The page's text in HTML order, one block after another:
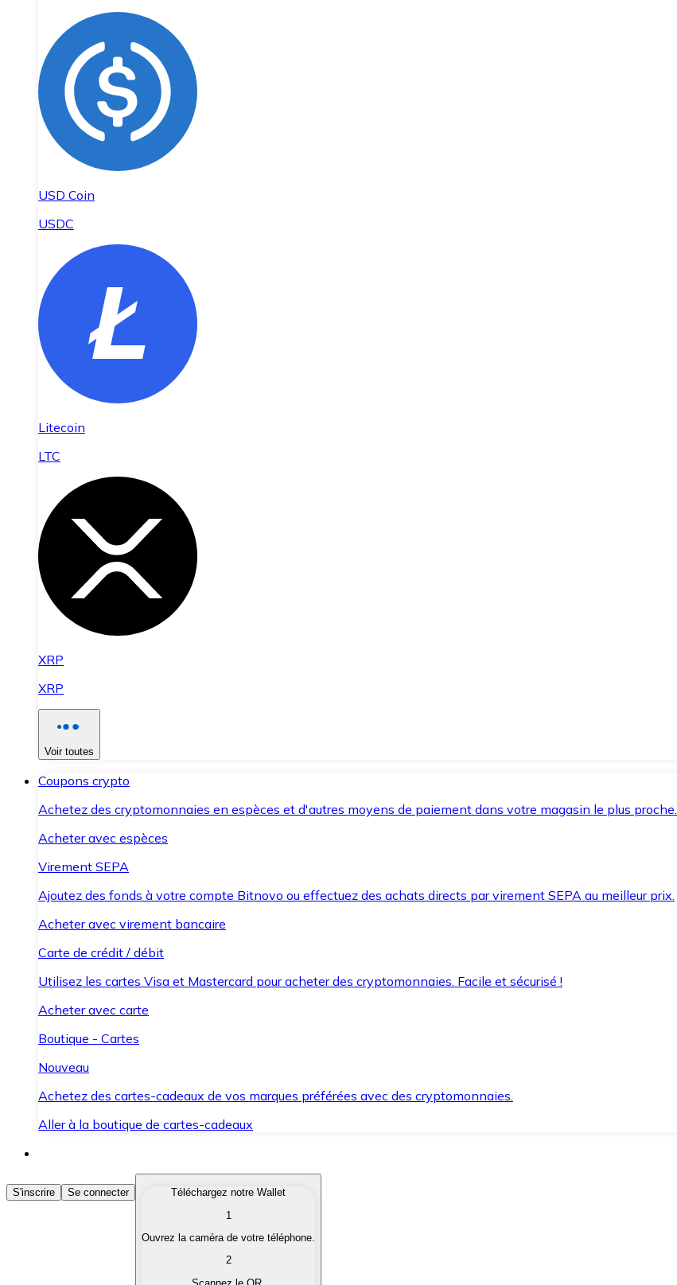
USD Coin
USDC
Litecoin
LTC
XRP
XRP
Voir toutes
Coupons crypto
Achetez des cryptomonnaies en espèces et d'autres moyens de paiement dans votre magasin le plus proche.
Acheter avec espèces
Virement SEPA
Ajoutez des fonds à votre compte Bitnovo ou effectuez des achats directs par virement SEPA au meilleur prix.
Acheter avec virement bancaire
Carte de crédit / débit
Utilisez les cartes Visa et Mastercard pour acheter des cryptomonnaies. Facile et sécurisé !
Acheter avec carte
Boutique - Cartes
Nouveau
Achetez des cartes-cadeaux de vos marques préférées avec des cryptomonnaies.
Aller à la boutique de cartes-cadeaux
Acheter des Cryptomonnaies
Achetez les cryptomonnaies qui vous intéressent rapidement et en toute sécurité.
Convertissez vos cryptomonnaies en monnaie fiduciaire lorsque vous en avez besoin.
S'inscrire Se connecter
Téléchargez notre Wallet
1
Ouvrez la caméra de votre téléphone.
2